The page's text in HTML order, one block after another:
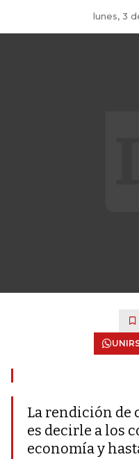
lunes, 3
La rendición de
es decirle a los
economía y